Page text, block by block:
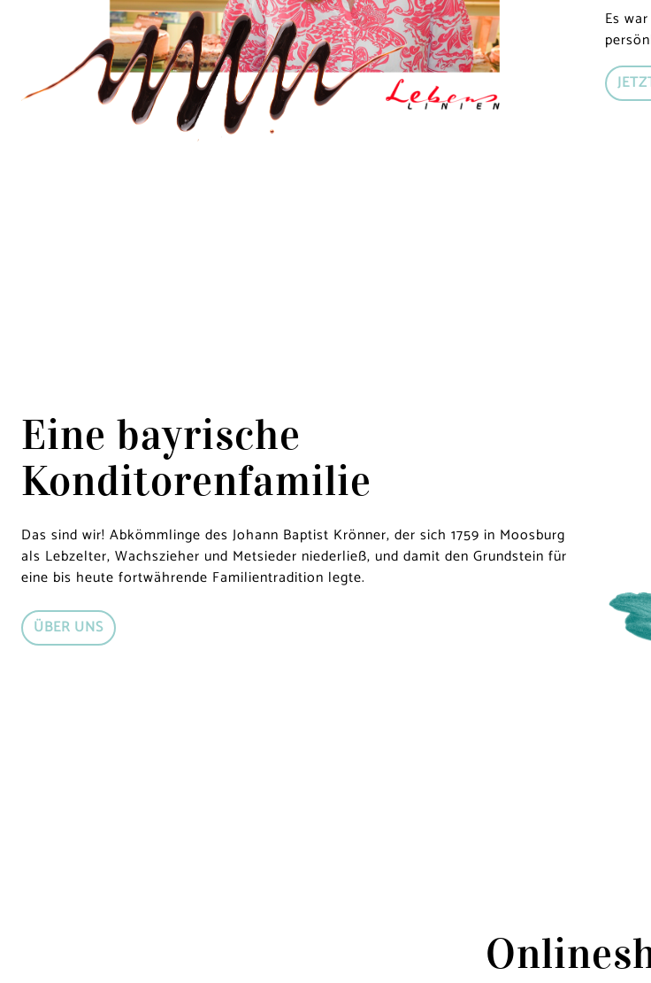
Es
Eine bayrische
Konditorenfamilie
Das sind wir! Abkömmlinge des Johann Baptist Krönner, der sich 1759 in Moosburg
als Lebzelter, Wachszieher und Metsieder niederließ, und damit den Grundstein für
eine bis heute fortwährende Familientradition legte.
ÜBER UNS